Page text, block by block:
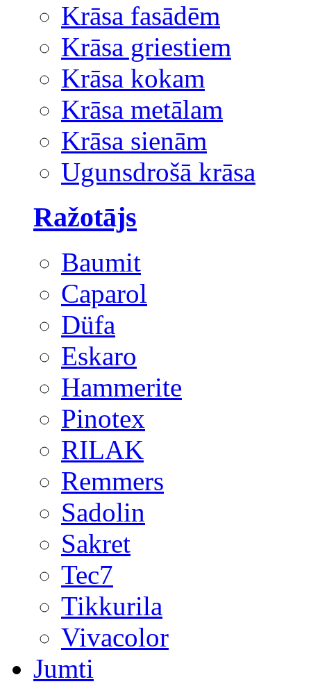
Krāsa fasādēm
Krāsa griestiem
Krāsa kokam
Krāsa metālam
Krāsa sienām
Ugunsdrošā krāsa
Ražotājs
Baumit
Caparol
Düfa
Eskaro
Hammerite
Pinotex
RILAK
Remmers
Sadolin
Sakret
Tec7
Tikkurila
Vivacolor
Jumti